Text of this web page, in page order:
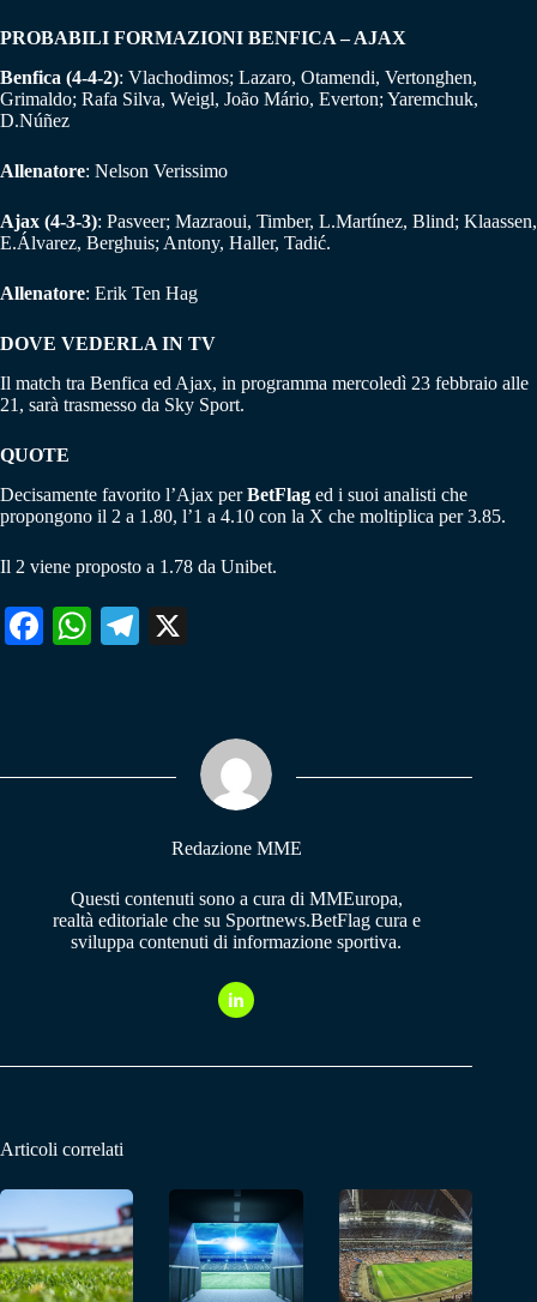
PROBABILI FORMAZIONI BENFICA – AJAX
Benfica (4-4-2): Vlachodimos; Lazaro, Otamendi, Vertonghen,
Grimaldo; Rafa Silva, Weigl, João Mário, Everton; Yaremchuk,
D.Núñez
Allenatore: Nelson Verissimo
Ajax (4-3-3): Pasveer; Mazraoui, Timber, L.Martínez, Blind; Klaassen,
E.Álvarez, Berghuis; Antony, Haller, Tadić.
Allenatore: Erik Ten Hag
DOVE VEDERLA IN TV
Il match tra Benfica ed Ajax, in programma mercoledì 23 febbraio alle
21, sarà trasmesso da Sky Sport.
QUOTE
Decisamente favorito l’Ajax perBetFlag ed i suoi analisti che
propongono il 2 a 1.80, l’1 a 4.10 con la X che moltiplica per 3.85.
Il 2 viene proposto a 1.78 da Unibet.
Fa W
pp
Te
m
Redazione MME
Questi contenuti sono a cura di MMEuropa,
realtà editoriale che su Sportnews.BetFlag cura e
sviluppa contenuti di informazione sportiva.
Articoli correlati